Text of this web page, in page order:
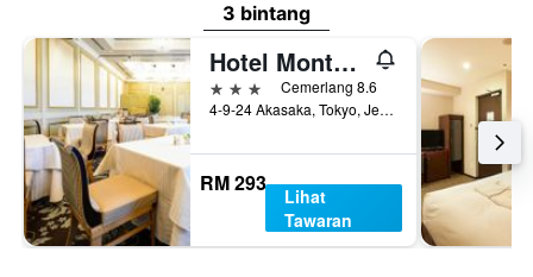
3 bintang
Hotel Monterey Akasaka
3 bintangCemerlang 8.6
4-9-24 Akasaka, Tokyo, Jepun
RM 293
Lihat
Tawaran